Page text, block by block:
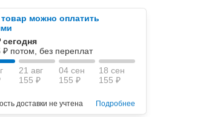
товар можно оплатить
сегодня
₽ потом, без переплат
21 авг
155 ₽
04 сен
155 ₽
18 сен
155 ₽
доставки не учтена Подробнее